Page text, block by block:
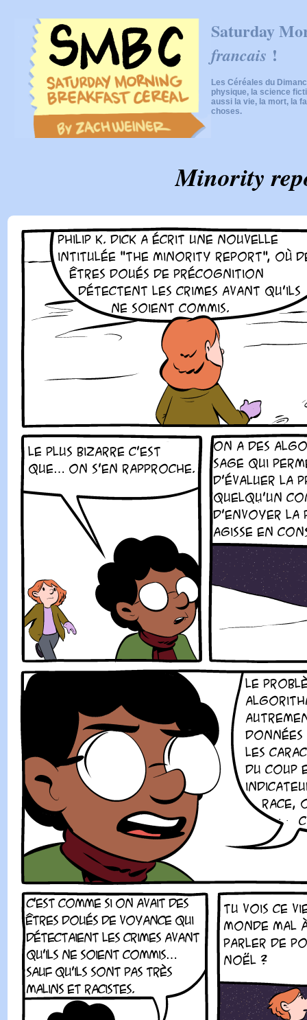
Saturday
francais !
Les Céréales du
physique, la science
aussi la vie, la mort, la
choses.
Minority